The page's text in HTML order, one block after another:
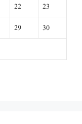
22
23
29
30